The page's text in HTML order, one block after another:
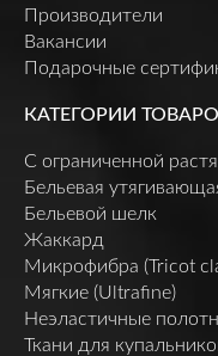
Производители
Вакансии
Подарочные
КАТЕГОРИИ
C ограниченной
Бельевая
Бельевой шелк
Жаккард
Микрофибра (Tricot
Мягкие (Ultrafine)
Неэластичные
Ткани для